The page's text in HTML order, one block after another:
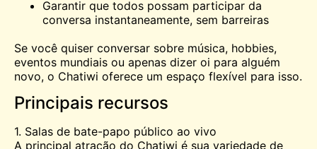
Garantir que todos possam participar da
conversa instantaneamente, sem barreiras
Se você quiser conversar sobre música, hobbies,
eventos mundiais ou apenas dizer oi para alguém
novo, o Chatiwi oferece um espaço flexível para isso.
Principais recursos
1. Salas de bate-papo público ao vivo
A principal atração do Chatiwi é sua variedade de